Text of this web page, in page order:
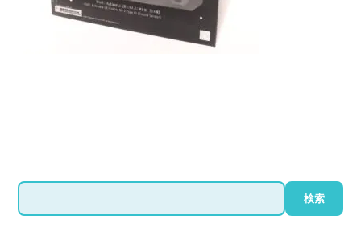
検
索
検索